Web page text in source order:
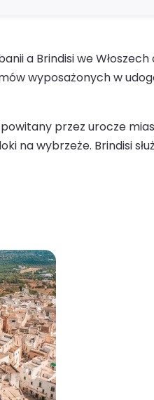
a Brindisi we
wyposażonych w
powitany przez urocze
na wybrzeże. Brindisi